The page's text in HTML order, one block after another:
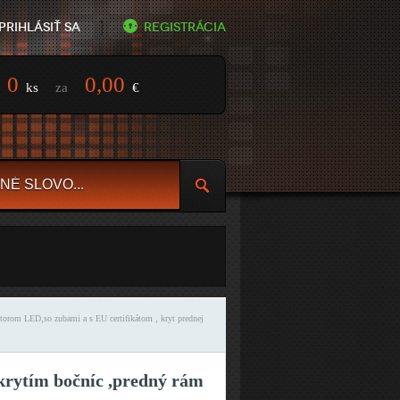
sa
Registrácia
0 ks za 0,00 €
LED,so zubami a s EU certifikátom , kryt prednej
bočníc ,predný rám